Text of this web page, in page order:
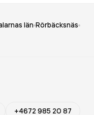
län Rörbäcksnäs
+4672 985 20 87